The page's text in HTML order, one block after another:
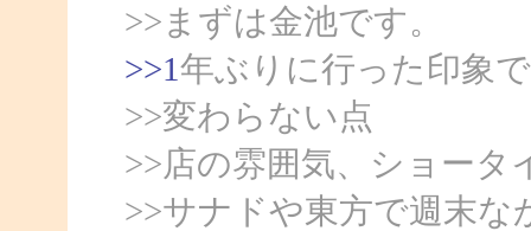
>>まずは金池です。
>>1年ぶりに行った印象
>>変わらない点
>>店の雰囲気、ショータ
>>サナドや東方で週末